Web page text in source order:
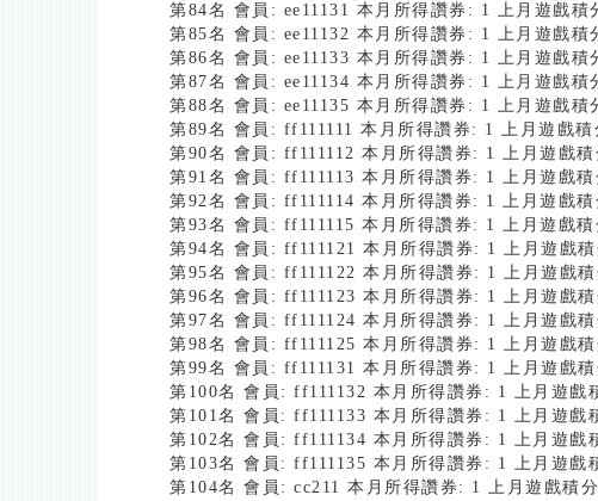
第84名 會員: ee11131 本月所得讚券: 1 上月遊戲
第85名 會員: ee11132 本月所得讚券: 1 上月遊戲
第86名 會員: ee11133 本月所得讚券: 1 上月遊戲
第87名 會員: ee11134 本月所得讚券: 1 上月遊戲
第88名 會員: ee11135 本月所得讚券: 1 上月遊戲
第89名 會員: ff111111 本月所得讚券: 1 上月遊戲
第90名 會員: ff111112 本月所得讚券: 1 上月遊戲
第91名 會員: ff111113 本月所得讚券: 1 上月遊戲
第92名 會員: ff111114 本月所得讚券: 1 上月遊戲
第93名 會員: ff111115 本月所得讚券: 1 上月遊戲
第94名 會員: ff111121 本月所得讚券: 1 上月遊戲
第95名 會員: ff111122 本月所得讚券: 1 上月遊戲
第96名 會員: ff111123 本月所得讚券: 1 上月遊戲
第97名 會員: ff111124 本月所得讚券: 1 上月遊戲
第98名 會員: ff111125 本月所得讚券: 1 上月遊戲
第99名 會員: ff111131 本月所得讚券: 1 上月遊戲
第100名 會員: ff111132 本月所得讚券: 1 上月遊戲
第101名 會員: ff111133 本月所得讚券: 1 上月遊戲
第102名 會員: ff111134 本月所得讚券: 1 上月遊戲
第103名 會員: ff111135 本月所得讚券: 1 上月遊戲
第104名 會員: cc211 本月所得讚券: 1 上月遊戲積